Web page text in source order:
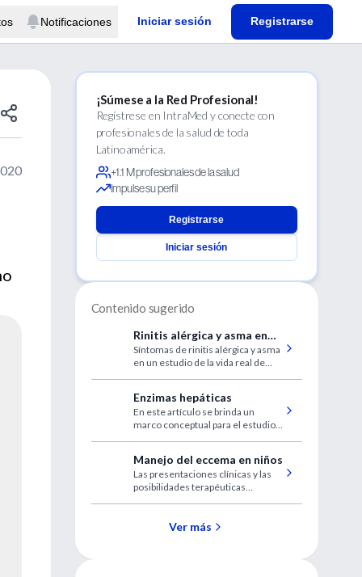
Notificaciones Iniciar sesión Registrarse
¡Súmese a la Red Profesional!
Regístrese en IntraMed y conecte con
profesionales de la salud de toda
Latinoamérica.
+1.1 M profesionales de la salud
Impulse su perfil
Registrarse
Iniciar sesión
Contenido sugerido
Rinitis alérgica y asma en
niños
Síntomas de rinitis alérgica y asma
en un estudio de la vida real de
Enzimas hepáticas
En este artículo se brinda un
marco conceptual para el estudio y
enzimas hepáticas.
Manejo del eccema en niños
Las presentaciones clínicas y las
posibilidades terapéuticas
Ver más